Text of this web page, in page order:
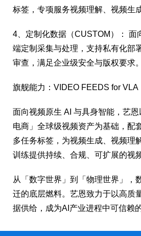
标签，专项服务视频理解、视频生
4、定制化数据（CUSTOM）： 面
端定制采集与处理，支持私有化部
审查，满足企业级安全与版权要求。
旗舰能力：VIDEO FEEDS for VLA
面向视频原生 AI 与具身智能，艺
电商」全球级视频资产为基础，配
多任务标签，为视频生成、视频理
训练提供持续、合规、可扩展的视
从「数字世界」到「物理世界」，
迁的底层燃料。艺恩致力于以高质
据供给，成为AI产业进程中可信赖